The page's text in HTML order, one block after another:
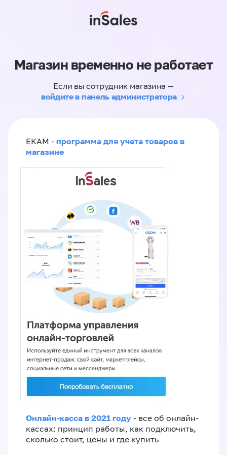
Магазин временно не работает
Если вы сотрудник магазина —
войдите в панель администратора
ЕКАМ - программа для учета товаров в
магазине
Онлайн-касса в 2021 году - все об онлайн-
кассах: принцип работы, как подключить,
сколько стоит, цены и где купить